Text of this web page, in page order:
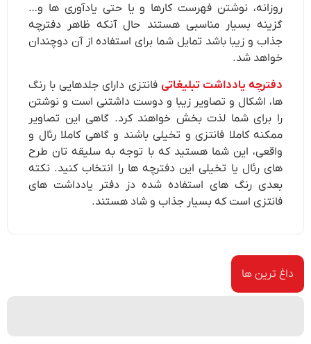
روزانه، نوشتن فهرست کارها و یا حتی یادآوری ها و…
گزینه بسیار مناسبی هستند حال آنکه ظاهر دفترچه
جذاب و زیبا باشد تمایل شما برای استفاده از آن دوچندان
خواهد شد.
دفترچه یادداشت تبلیغاتی فانتزی دارای جلدهایی با رنگ
ها، اشکال و تصاویر زیبا و دوست داشتنی است و نوشتن
را برای شما لذت بخش خواهند کرد. گاهی این تصاویر
ممکنه کاملا فانتزی و تخیلی باشند و گاهی کاملا رئال و
واقعی، این شما هستید که با توجه به سلیقه تان طرح
های رئال یا تخیلی این دفترچه ها را انتخاب کنید. نکته
بعدی رنگ های استفاده شده دز دفتر یادداشت های
فانتزی است که بسیار جذاب و شاد هستند.
داغ ترین ها